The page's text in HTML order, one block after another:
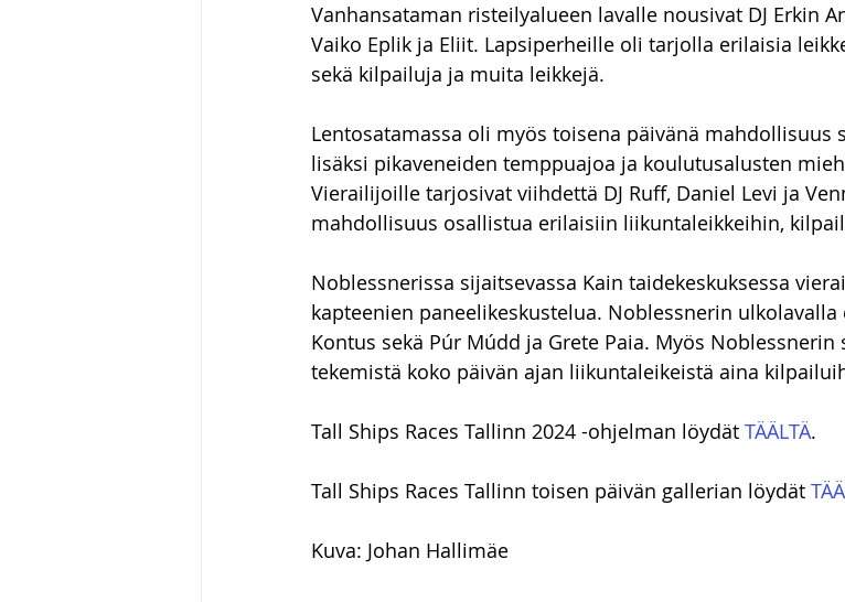
Vanhansataman risteilyalueen lavalle nousivat DJ Erkin
Vaiko Eplik ja Eliit. Lapsiperheille oli tarjolla erilaisia
sekä kilpailuja ja muita leikkejä.
Lentosatamassa oli myös toisena päivänä mahdollisuus
lisäksi pikaveneiden temppuajoa ja koulutusalusten
Vierailijoille tarjosivat viihdettä DJ Ruff, Daniel Levi ja
mahdollisuus osallistua erilaisiin liikuntaleikkeihin,
Noblessnerissa sijaitsevassa Kain taidekeskuksessa
kapteenien paneelikeskustelua. Noblessnerin ulkolavalla
Kontus sekä Púr Múdd ja Grete Paia. Myös
tekemistä koko päivän ajan liikuntaleikeistä aina
Tall Ships Races Tallinn 2024 -ohjelman löydät TÄÄLTÄ.
Tall Ships Races Tallinn toisen päivän gallerian löydät
Kuva: Johan Hallimäe